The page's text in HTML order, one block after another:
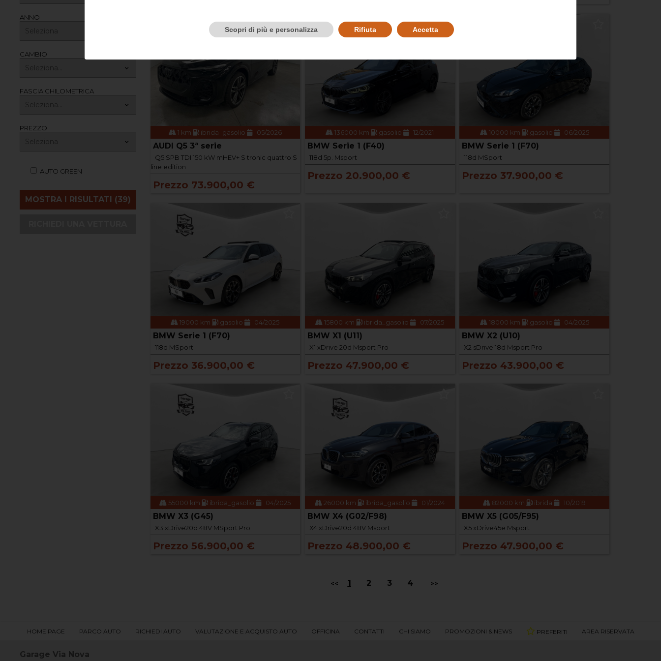
ANNO
CAMBIO
FASCIA CHILOMETRICA
PREZZO
AUTO GREEN
1 km ibrida_gasolio 05/2026
AUDI Q5 3ª serie
Q5 SPB TDI 150 kW mHEV+ S tronic quattro S
line edition
Prezzo 73.900,00 €
136000 km gasolio 12/2021
BMW Serie 1 (F40)
118d 5p. Msport
Prezzo 20.900,00 €
10000 km gasolio 06/2025
BMW Serie 1 (F70)
118d MSport
Prezzo 37.900,00 €
19000 km gasolio 04/2025
BMW Serie 1 (F70)
118d MSport
Prezzo 36.900,00 €
15800 km ibrida_gasolio 07/2025
BMW X1 (U11)
X1 xDrive 20d Msport Pro
Prezzo 47.900,00 €
18000 km gasolio 04/2025
BMW X2 (U10)
X2 sDrive 18d Msport Pro
Prezzo 43.900,00 €
55000 km ibrida_gasolio 04/2025
BMW X3 (G45)
X3 xDrive20d 48V MSport Pro
Prezzo 56.900,00 €
26000 km ibrida_gasolio 01/2024
BMW X4 (G02/F98)
X4 xDrive20d 48V Msport
Prezzo 48.900,00 €
82000 km ibrida 10/2019
BMW X5 (G05/F95)
X5 xDrive45e Msport
Prezzo 47.900,00 €
<< 1 2 3 4 >>
HOME PAGE PARCO AUTO RICHIEDI AUTO VALUTAZIONE E ACQUISTO AUTO OFFICINA CONTATTI CHI SIAMO PROMOZIONI & NEWS PREFERITI AREA RISERVATA
Garage Via Nova
Scopri di più e personalizza Rifiuta Accetta